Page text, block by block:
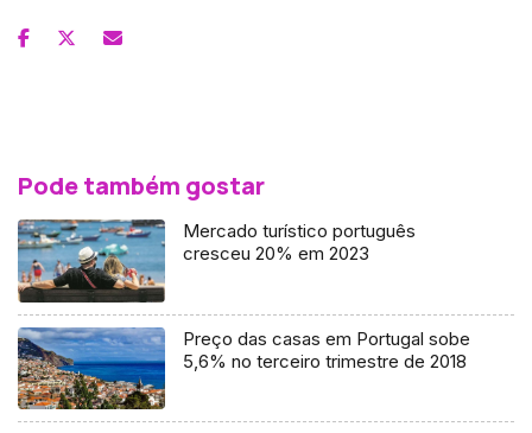
Pode também gostar
Mercado turístico português
cresceu 20% em 2023
Preço das casas em Portugal sobe
5,6% no terceiro trimestre de 2018